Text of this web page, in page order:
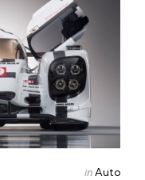
Posted
inAuto